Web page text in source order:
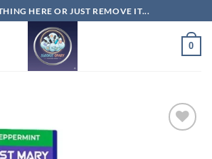
HERE OR JUST REMOVE IT...
0